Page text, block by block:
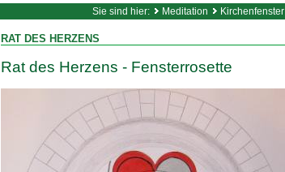
Sie sind hier: Meditation Kirchenfenster
RAT DES HERZENS
Rat des Herzens - Fensterrosette